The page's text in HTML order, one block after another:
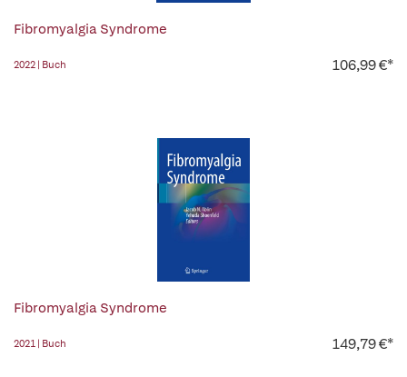
Fibromyalgia Syndrome
2022 | Buch 106,99 €*
Fibromyalgia Syndrome
2021 | Buch 149,79 €*